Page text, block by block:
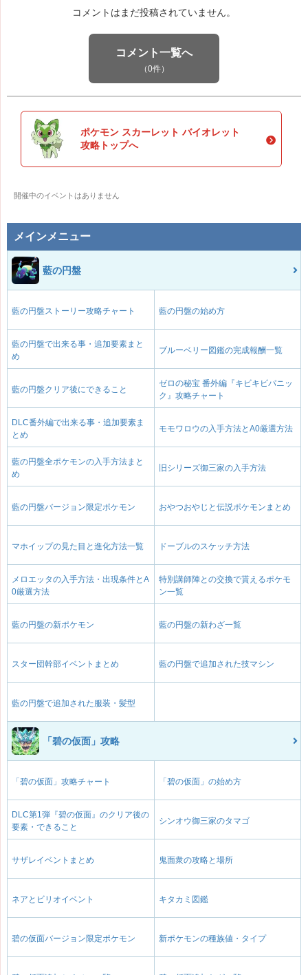
コメントはまだ投稿されていません。
コメント一覧へ
（0件）
ポケモン スカーレット バイオレット
攻略トップへ
開催中のイベントはありません
メインメニュー
藍の円盤
藍の円盤ストーリー攻略チャート 藍の円盤の始め方
藍の円盤で出来る事・追加要素まと
め
ブルーベリー図鑑の完成報酬一覧
藍の円盤クリア後にできること
ゼロの秘宝 番外編『キビキビパニッ
ク』攻略チャート
DLC番外編で出来る事・追加要素ま
とめ
モモワロウの入手方法とA0厳選方法
藍の円盤全ポケモンの入手方法まと
め
旧シリーズ御三家の入手方法
藍の円盤バージョン限定ポケモン おやつおやじと伝説ポケモンまとめ
マホイップの見た目と進化方法一覧 ドーブルのスケッチ方法
メロエッタの入手方法・出現条件とA
0厳選方法
特別講師陣との交換で貰えるポケモ
ン一覧
藍の円盤の新ポケモン 藍の円盤の新わざ一覧
スター団幹部イベントまとめ 藍の円盤で追加された技マシン
藍の円盤で追加された服装・髪型
「碧の仮面」攻略
「碧の仮面」攻略チャート 「碧の仮面」の始め方
DLC第1弾『碧の仮面』のクリア後の
要素・できること
シンオウ御三家のタマゴ
サザレイベントまとめ 鬼面衆の攻略と場所
ネアとビリオイベント キタカミ図鑑
碧の仮面バージョン限定ポケモン 新ポケモンの種族値・タイプ